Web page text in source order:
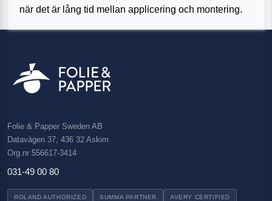
när det är lång tid mellan applicering och montering.
Folie & Papper Sweden AB
Datavägen 37, 436 32 Askim
Org.nr 556617-3414
031-49 00 80
ROLAND AUTHORIZED SUMMA PARTNER AVERY CERTIFIED